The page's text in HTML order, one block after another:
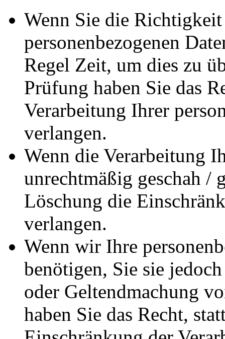
Wenn Sie die
personenbezogenen
Regel Zeit, um dies zu
Prüfung haben Sie das
Verarbeitung Ihrer
verlangen.
Wenn die Verarbeitung
unrechtmäßig geschah /
Löschung die
verlangen.
Wenn wir Ihre
benötigen, Sie sie
oder Geltendmachung
haben Sie das Recht,